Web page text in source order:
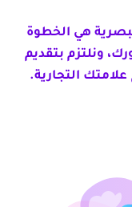
هي الخطوة
ونلتزم بتقديم
التجارية.